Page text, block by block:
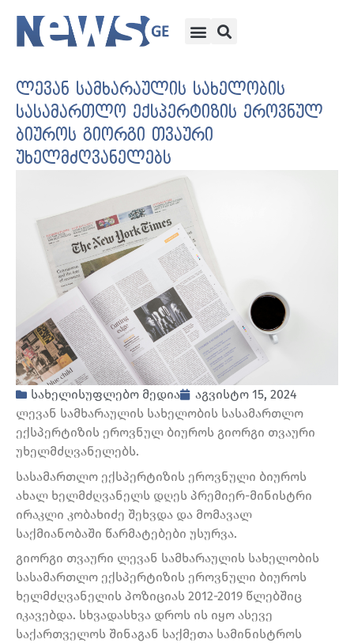
ლევან სამხარაულის სახელობის
სასამართლო ექსპერტიზის ეროვნულ
ბიუროს გიორგი თვაური
უხელმძღვანელებს
სახელისუფლებო მედია
აგვისტო 15, 2024
ლევან სამხარაულის სახელობის სასამართლო
ექსპერტიზის ეროვნულ ბიუროს გიორგი თვაური
უხელმძღვანელებს.
სასამართლო ექსპერტიზის ეროვნული ბიუროს
ახალ ხელმძღვანელს დღეს პრემიერ-მინისტრი
ირაკლი კობახიძე შეხვდა და მომავალ
საქმიანობაში წარმატებები უსურვა.
გიორგი თვაური ლევან სამხარაულის სახელობის
სასამართლო ექსპერტიზის ეროვნული ბიუროს
ხელმძღვანელის პოზიციას 2012-2019 წლებშიც
იკავებდა. სხვადასხვა დროს ის იყო ასევე
საქართველოს შინაგან საქმეთა სამინისტროს